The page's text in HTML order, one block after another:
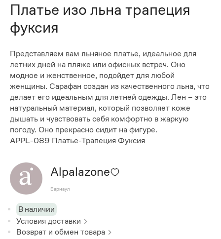
Платье изо льна трапеция
фуксия
Представляем вам льняное платье, идеальное для
летних дней на пляже или офисных встреч. Оно
модное и женственное, подойдет для любой
женщины. Сарафан создан из качественного льна, что
делает его идеальным для летней одежды. Лен – это
натуральный материал, который позволяет коже
дышать и чувствовать себя комфортно в жаркую
погоду. Оно прекрасно сидит на фигуре.
APPL-089 Платье-Трапеция Фуксия
Alpalazone
Барнаул
В наличии
Условия доставки
Возврат и обмен товара